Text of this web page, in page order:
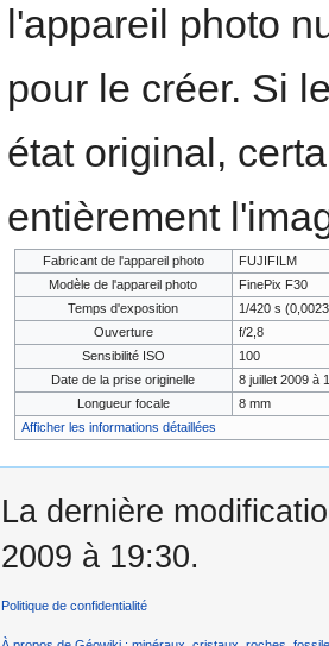
l'appareil photo
pour le créer. Si
état original,
entièrement
Fabricant de l'appareil photo
FUJIFILM
Modèle de l'appareil photo
FinePix F30
Temps d'exposition
1/420 s
Ouverture
f/2,8
Sensibilité ISO
100
Date de la prise originelle
8 juillet 2009 à
Longueur focale
8 mm
Afficher les informations détaillées
La dernière
2009 à 19:30.
Politique de confidentialité